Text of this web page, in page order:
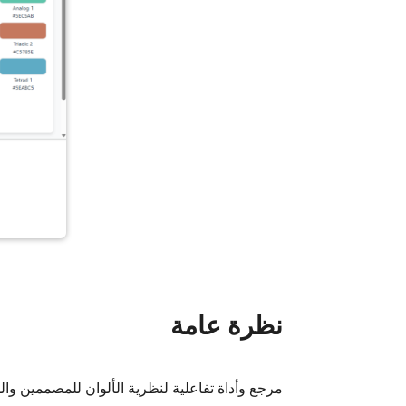
نظرة عامة
مرجع وأداة تفاعلية لنظرية الألوان للمصممين